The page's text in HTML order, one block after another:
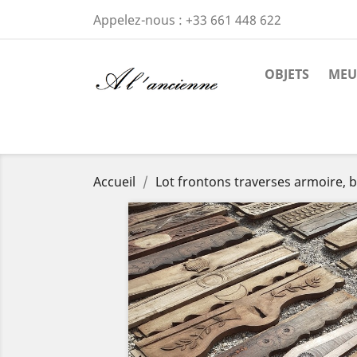
Appelez-nous : +33 661 448 622
OBJETS
Accueil Lot frontons traverses armoire,